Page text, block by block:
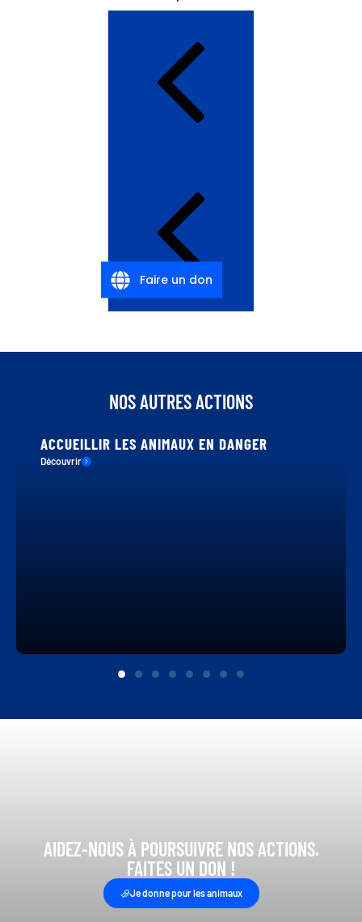
NOS AUTRES ACTIONS
ACCUEILLIR LES ANIMAUX EN DANGER
Découvrir
AIDEZ-NOUS À POURSUIVRE NOS ACTIONS.
FAITES UN DON !
Je donne pour les animaux
Faire un don